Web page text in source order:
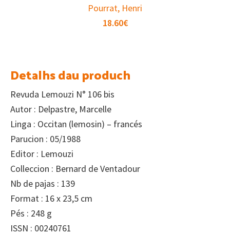
Pourrat, Henri
18.60€
Detalhs dau produch
Revuda Lemouzi N° 106 bis
Autor : Delpastre, Marcelle
Linga : Occitan (lemosin) – francés
Parucion : 05/1988
Editor : Lemouzi
Colleccion : Bernard de Ventadour
Nb de pajas : 139
Format : 16 x 23,5 cm
Pés : 248 g
ISSN : 00240761